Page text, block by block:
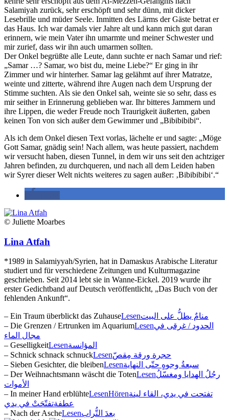
Salamiyah zurück, sehr erschöpft und sehr dünn, mit dicker
Lesebrille und müder Seele. Inmitten des Lärms der Gäste betrat er
das Haus. Ich war damals vier Jahre alt und kann mich gut daran
erinnern, wie mein Vater ihn umarmte und meiner Schwester und
mir zurief, dass wir ihn auch umarmen sollten.
Der Onkel begrüßte alle Leute, dann suchte er nach Samar und rief:
„Samar …? Samar, wo bist du, meine Liebe?“ Er ging in ihr
Zimmer und wir hinterher. Samar lag gelähmt auf ihrer Matratze,
weinte und zitterte, während ihre Augen nach dem Ursprung der
Stimme suchten. Als sie den Onkel sah, weinte sie so sehr, dass es
mir seither in Erinnerung geblieben war. Ihr bitteres Jammern und
ihre Lippen, die weder Freude noch Traurigkeit äußerten, gaben
keinen Ton von sich außer dem Gewimmer und „Bibibibibi“.
Als ich dem Onkel diesen Text vorlas, lächelte er und sagte: „Möge
Gott Samar, gnädig sein! Nach allem, was heute passiert, nachdem
wir versucht haben, diesen Tunnel, in dem wir uns seit den achtziger
Jahren befinden, zu durchqueren, und nach all dem Leiden haben
wir Syrer dieser Welt nichts weiteres zu sagen außer: ‚Bibibibibi‘.“
© Juliette Moarbes
Lina Atfah
*1989 in Salamiyyah/Syrien, hat in Damaskus Arabische Literatur
studiert und für verschiedene Zeitungen und Kulturmagazine
geschrieben. Seit 2014 lebt sie in Wanne-Eickel. 2019 wurde ihr
erster Gedichtband auf Deutsch veröffentlicht, „Das Buch von der
fehlenden Ankunft“.
– Ein Traum überblickt das ZuhauseLesenمنامٌ يطلُّ على البيت
– Die Grenzen / Ertrunken im AquariumLesenالحدود / غرقى في
مجال الماء
– GeselligkeitLesenالمؤانسة
– Schnick schnack schnuckLesenحجرة ورقة مِقصّ
– Sieben Gesichter, die bleibenLesenسبعةُ وجوهٍ حتّى النهاية
– Der Weihnachtsmann wäscht die TotenLesenرجُلُ الهدايا ومغسّلُ
الأموات
– In meiner Hand erblühteLesenHörenتفتحت في يدي، القاء لينة
عطفةتفتّحَتْ في يدي
– Nach der AscheLesenبعدَ التُّراب